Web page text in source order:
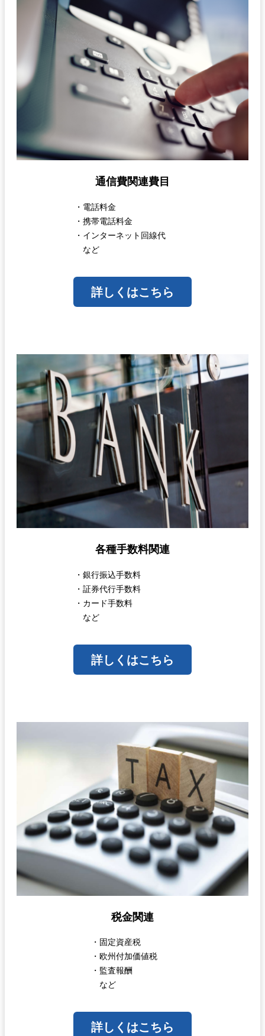
通信費関連費目
・電話料金
・携帯電話料金
・インターネット回線代
など
詳しくはこちら
各種手数料関連
・銀行振込手数料
・証券代行手数料
・カード手数料
など
詳しくはこちら
税金関連
・固定資産税
・欧州付加価値税
・監査報酬
など
詳しくはこちら